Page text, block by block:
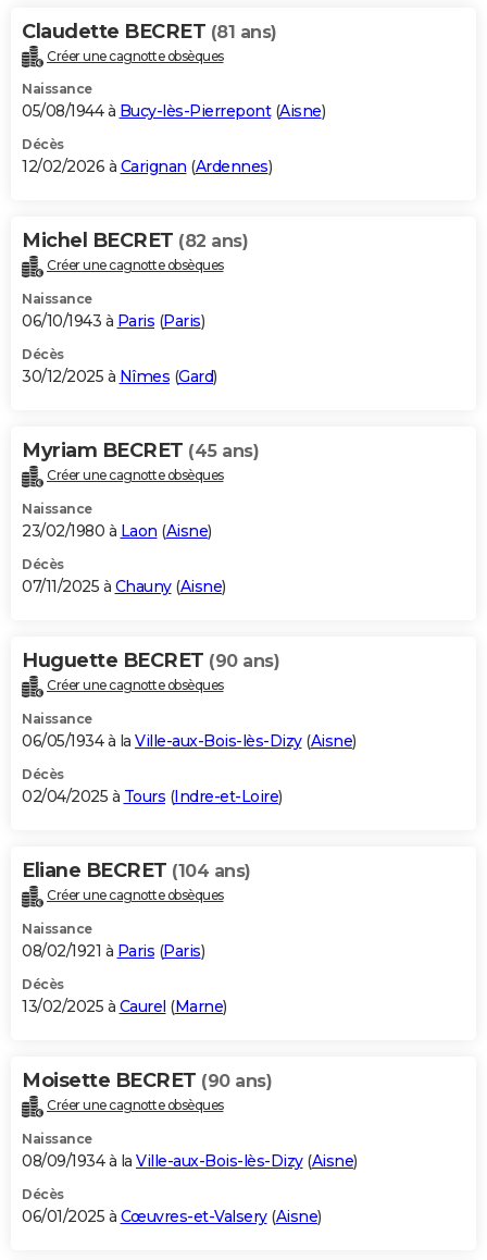
Claudette BECRET (81 ans)
Créer une cagnotte obsèques
Naissance
05/08/1944 à Bucy-lès-Pierrepont(Aisne)
Décès
12/02/2026 à Carignan (Ardennes)
Michel BECRET (82 ans)
Créer une cagnotte obsèques
Naissance
06/10/1943 à Paris (Paris)
Décès
30/12/2025 à Nîmes (Gard)
Myriam BECRET (45 ans)
Créer une cagnotte obsèques
Naissance
23/02/1980 à Laon (Aisne)
Décès
07/11/2025 à Chauny(Aisne)
Huguette BECRET (90 ans)
Créer une cagnotte obsèques
Naissance
06/05/1934 à la Ville-aux-Bois-lès-Dizy(Aisne)
Décès
02/04/2025 à Tours (Indre-et-Loire)
Eliane BECRET (104 ans)
Créer une cagnotte obsèques
Naissance
08/02/1921 à Paris (Paris)
Décès
13/02/2025 à Caurel (Marne)
Moisette BECRET (90 ans)
Créer une cagnotte obsèques
Naissance
08/09/1934 à la Ville-aux-Bois-lès-Dizy(Aisne)
Décès
06/01/2025 à Cœuvres-et-Valsery(Aisne)